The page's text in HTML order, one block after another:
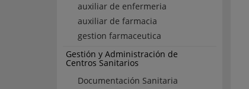
auxiliar de enfermeria
auxiliar de farmacia
gestion farmaceutica
Gestión y Administración de
Centros Sanitarios
Documentación Sanitaria